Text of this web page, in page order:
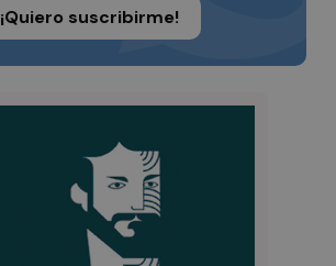
¡Quiero suscribirme!